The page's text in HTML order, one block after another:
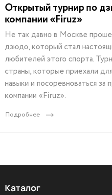
Открытый турнир по
компании «Firuz»
Не так давно в Москве
дзюдо, который стал
любителей этого спорта.
страны, которые приехали
навыки и посоревноваться за
компании «Firuz».
Подробнее
Каталог